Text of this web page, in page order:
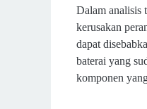
Dalam analisis
kerusakan
dapat
baterai yang
komponen